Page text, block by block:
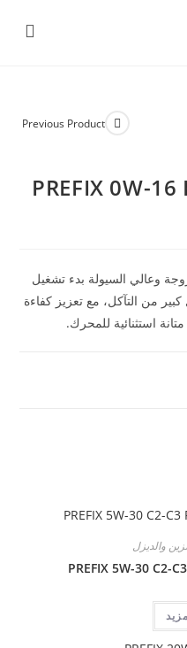
Previous Product
PREFIX 0W-16
وعالي السيولة بدء تشغيل
من التآكل، مع تعزيز كفاءة
استثنائية للمحرك.
والديزل
PREFIX 5W-30 C2-